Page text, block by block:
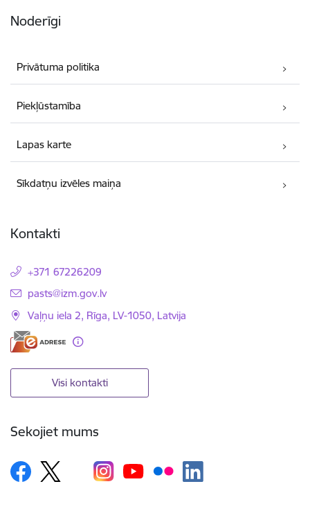
Noderīgi
Privātuma politika
Piekļūstamība
Lapas karte
Sīkdatņu izvēles maiņa
Kontakti
+371 67226209
E-pasts:
pasts@izm.gov.lv
Vaļņu iela 2, Rīga, LV-1050, Latvija
Visi kontakti
Sekojiet mums